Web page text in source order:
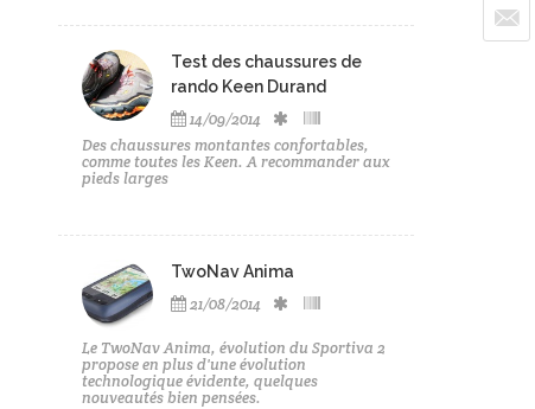
Test des chaussures de
rando Keen Durand
14/09/2014
Des chaussures montantes confortables,
comme toutes les Keen. A recommander aux
pieds larges
TwoNav Anima
21/08/2014
Le TwoNav Anima, évolution du Sportiva 2
propose en plus d'une évolution
technologique évidente, quelques
nouveautés bien pensées.